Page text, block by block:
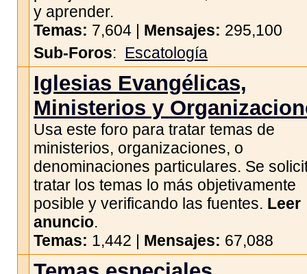
y aprender.
Temas: 7,604 | Mensajes: 295,100
Sub-Foros: Escatología
Iglesias Evangélicas,
Ministerios y
Usa este foro para tratar temas de
ministerios, organizaciones, o
denominaciones particulares. Se
tratar los temas lo más objetivamente
posible y verificando las fuentes. Leer
anuncio.
Temas: 1,442 | Mensajes: 67,088